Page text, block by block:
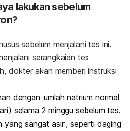
lakukan sebelum
sebelum menjalani tes ini.
serangkaian tes
dokter akan memberi instruksi
dengan jumlah natrium normal
selama 2 minggu sebelum tes.
yang sangat asin, seperti daging